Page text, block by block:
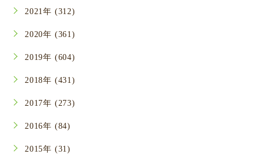
2021年 (312)
2020年 (361)
2019年 (604)
2018年 (431)
2017年 (273)
2016年 (84)
2015年 (31)